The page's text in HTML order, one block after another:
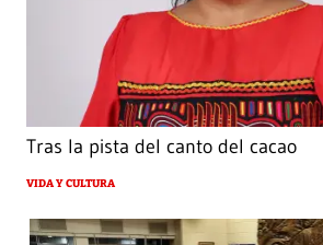
Tras la pista del canto del cacao
VIDA Y CULTURA